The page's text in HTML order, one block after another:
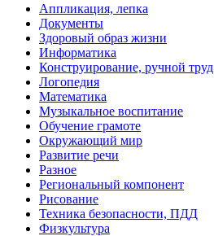
Аппликация, лепка
Документы
Здоровый образ жизни
Информатика
Конструирование, ручной труд
Логопедия
Математика
Музыкальное воспитание
Обучение грамоте
Окружающий мир
Развитие речи
Разное
Региональный компонент
Рисование
Техника безопасности, ПДД
Физкультура